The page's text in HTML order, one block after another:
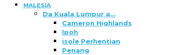
MALESIA
Da Kuala Lumpur a…
Cameron Highlands
Ipoh
isole Perhentian
Penang